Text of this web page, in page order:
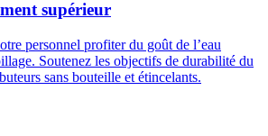
supérieur
personnel profiterdu goût de l’eau
Soutenez les objectifs de durabilité du
sans bouteille et étincelants.